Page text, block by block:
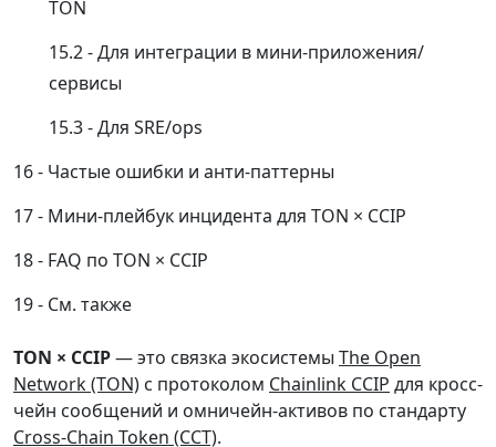
TON
Для интеграции в мини-приложения/
сервисы
Для SRE/ops
Частые ошибки и анти-паттерны
Мини-плейбук инцидента для TON × CCIP
FAQ по TON × CCIP
См. также
TON × CCIP— это связка экосистемы The Open
Network (TON) с протоколом Chainlink CCIP для кросс-
чейн сообщений и омничейн-активов по стандарту
Cross-Chain Token (CCT).